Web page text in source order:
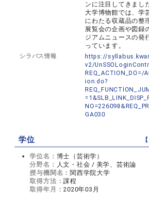
ンに注目してきまし
大学博物館では、学
にわたる収蔵品の整
展覧会の企画や図録
ジアムニュースの発
っています。
シラバス情報
https://
v2/
REQ_ACTION_DO=/
ion.do?
GA030
学位
学位名： 博士（芸術学）
分野名： 人文・社会 / 美学、芸術論
授与機関名： 関西学院大学
取得方法：課程
取得年月：2020年03月